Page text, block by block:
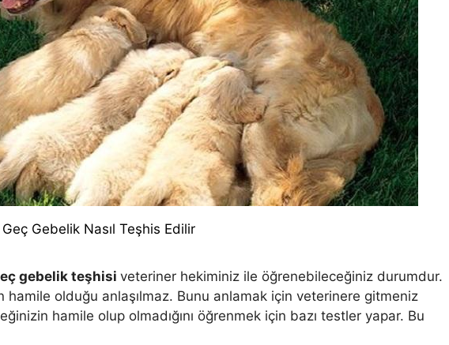
Gebelik Nasıl Teşhis Edilir
gebelik teşhisi veteriner hekiminiz ile öğrenebileceğiniz durumdur.
hamile olduğu anlaşılmaz. Bunu anlamak için veterinere gitmeniz
hamile olup olmadığını öğrenmek için bazı testler yapar. Bu